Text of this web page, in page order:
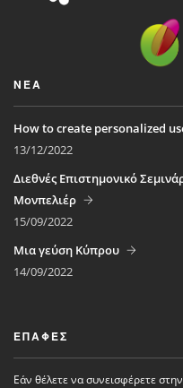
ΝΈΑ
How to create personalized
13/12/2022
Διεθνές Επιστημονικό
Μονπελιέρ
15/09/2022
Μια γεύση Κύπρου
14/09/2022
ΕΠΑΦΈΣ
Εάν θέλετε να συνεισφέρετε